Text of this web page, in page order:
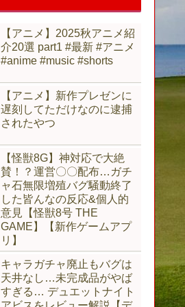
【アニメ】2025秋アニメ紹
介20選 part1 #最新 #アニメ
#anime #music #shorts
【アニメ】新作プレゼンに
遅刻してただけなのに逮捕
されたやつ
【怪獣8G】神対応で大絶
賛！？運営〇〇配布…ガチ
ャ石無限増殖バグ騒動終了
した皆んなの反応&個人的
意見【怪獣8号 THE
GAME】【新作ゲームアプ
リ】
キャラガチャ廃止もバグは
天井なし…未完成品がやば
すぎる… デュエットナイト